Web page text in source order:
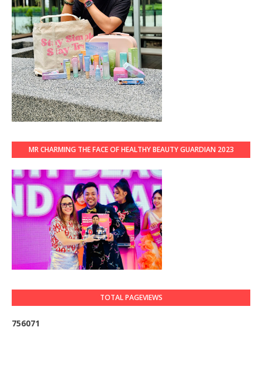
MR CHARMING THE FACE OF HEALTHY BEAUTY GUARDIAN 2023
TOTAL PAGEVIEWS
756071